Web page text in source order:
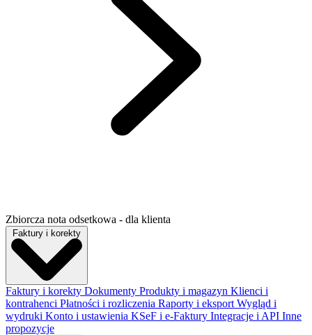
Zbiorcza nota odsetkowa - dla klienta
Faktury i korekty
Faktury i korekty Dokumenty Produkty i magazyn Klienci i
kontrahenci Płatności i rozliczenia Raporty i eksport Wygląd i
wydruki Konto i ustawienia KSeF i e-Faktury Integracje i API Inne
propozycje